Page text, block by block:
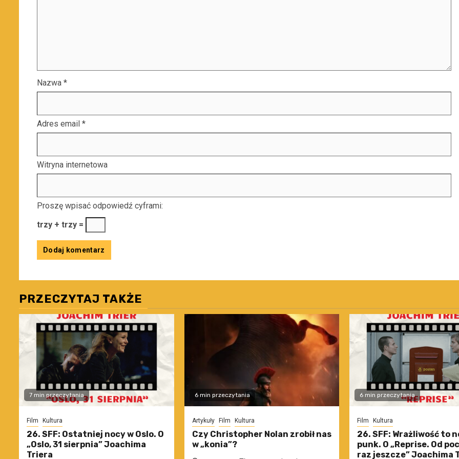
Nazwa *
Adres email *
Witryna internetowa
Proszę wpisać odpowiedź cyframi:
trzy + trzy =
PRZECZYTAJ TAKŻE
7 min przeczytania
Film Kultura
26. SFF: Ostatniej nocy w Oslo. O
„Oslo, 31 sierpnia” Joachima
Triera
6 min przeczytania
Artykuły Film Kultura
Czy Christopher Nolan zrobił nas
w „konia”?
6 min przeczytania
Film Kultura
26. SFF: Wrażliwość to
punk. O „Reprise. Od
raz jeszcze” Joachima